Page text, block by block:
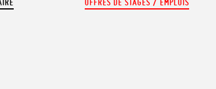
OFFRES DE STAGES / EMPLOIS